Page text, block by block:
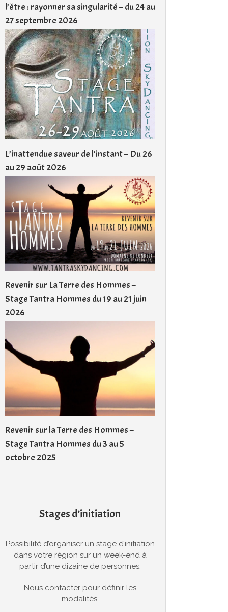
l’être : rayonner sa singularité – du 24 au
27 septembre 2026
L’inattendue saveur de l’instant – Du 26
au 29 août 2026
Revenir sur La Terre des Hommes –
Stage Tantra Hommes du 19 au 21 juin
2026
Revenir sur la Terre des Hommes –
Stage Tantra Hommes du 3 au 5
octobre 2025
Stages d’initiation
Possibilité d’organiser un stage d’initiation
dans votre région sur un week-end à
partir d’une dizaine de personnes.
Nous contacter pour définir les
modalités.